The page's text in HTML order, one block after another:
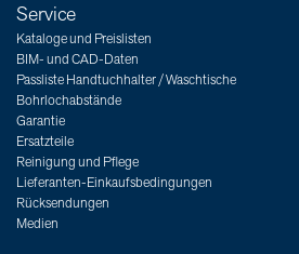
Service
Kataloge und Preislisten
BIM- und CAD-Daten
Passliste Handtuchhalter / Waschtische
Bohrlochabstände
Garantie
Ersatzteile
Reinigung und Pflege
Lieferanten-Einkaufsbedingungen
Rücksendungen
Medien